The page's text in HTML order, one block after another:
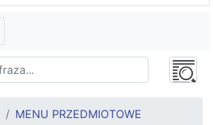
MENU PRZEDMIOTOWE